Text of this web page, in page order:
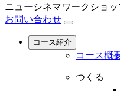
ニューシネマワークショッ
お問い合わせ
コース紹介
コース概
つくる